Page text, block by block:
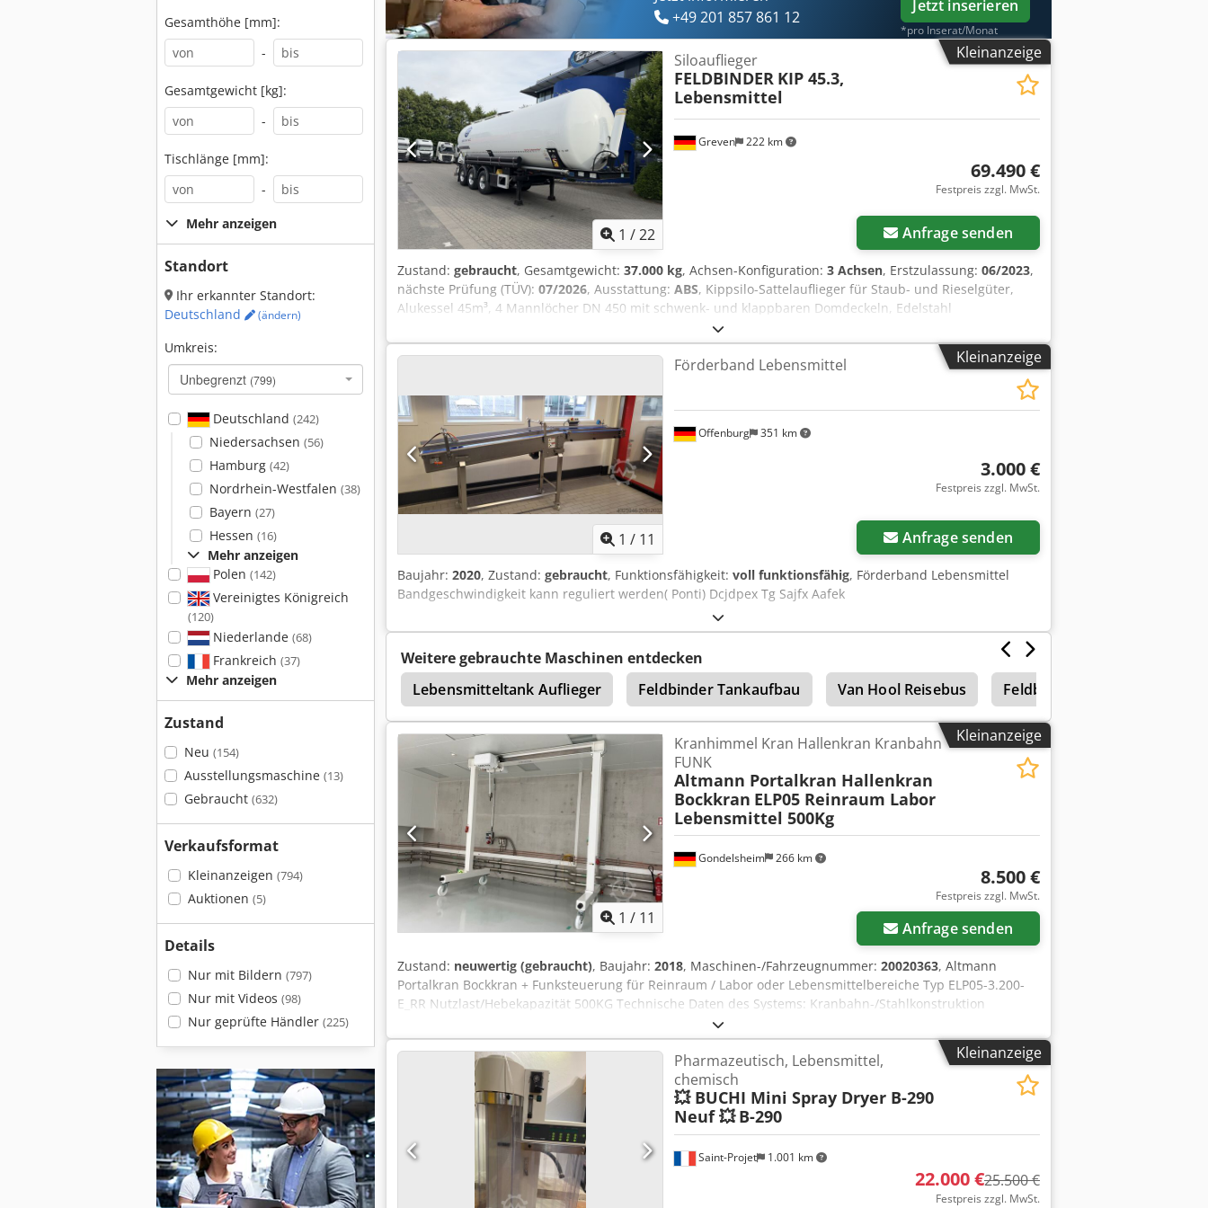
Gesamthöhe [mm]:
-
Gesamtgewicht [kg]:
-
Tischlänge [mm]:
-
Mehr anzeigen
Standort
Ihr erkannter Standort:
Deutschland
(ändern)
Umkreis:
Unbegrenzt (799)
Deutschland (242)
Niedersachsen (56)
Hamburg (42)
Nordrhein-Westfalen (38)
Bayern (27)
Hessen (16)
Mehr anzeigen
Polen (142)
Vereinigtes Königreich
(120)
Niederlande (68)
Frankreich (37)
Mehr anzeigen
Zustand
Neu (154)
Ausstellungsmaschine (13)
Gebraucht (632)
Verkaufsformat
Kleinanzeigen (794)
Auktionen (5)
Details
Nur mit Bildern (797)
Nur mit Videos (98)
Nur geprüfte Händler (225)
+49 201 857 861 12
Jetzt inserieren
*pro Inserat/Monat
Kleinanzeige
1 /22
Greven 222 km
Siloauflieger
FELDBINDER KIP 45.3,
Lebensmittel
69.490 €
Festpreis zzgl. MwSt.
Anfrage senden
Zustand: gebraucht, Gesamtgewicht: 37.000 kg, Achsen-Konfiguration: 3 Achsen, Erstzulassung: 06/2023,
nächste Prüfung (TÜV): 07/2026, Ausstattung: ABS, Kippsilo-Sattelauflieger für Staub- und Rieselgüter,
Alukessel 45m³, 4 Mannlöcher DN 450 mit schwenk- und klappbaren Domdeckeln, Edelstahl
Auslaufschüssel DN 800 nach oben klappbar arretiert und seitlich schwenkbar, Edelstahl-
Schlitzauflockerung, Absperrklappe DN 180, 24-V-Kipphydraulik, ABS, Sattelhöhe 1.100mm - 1.200mm,
Leichtbautrailer, Alu-Chassis, Alu-Achsblöcke, Optimierung des Reifenrollwiderstandes - Achsen BPW Typ
ECO 3 Airlight II, Liftachse, Alu-Felgen Alcoa Typ Dura Bright, Laufsteg Aluminium, seitlicher Anfahrschutz
Aluminium, Telematikkomponenten, gewichtsoptimierte WABCO Bremsanlage, Aluminiumkasten für
Hydraulikanlage, Hebe-Senkventil zum automatischen Höhenausgleich, gewichtsoptimierter
Unterfahrschutz, Farbe weiß Dsdpfx Aasza Nziofsck
Kleinanzeige
1 / 11
Offenburg 351 km
Förderband Lebensmittel
3.000 €
Festpreis zzgl. MwSt.
Anfrage senden
Baujahr: 2020, Zustand: gebraucht, Funktionsfähigkeit: voll funktionsfähig, Förderband Lebensmittel
Bandgeschwindigkeit kann reguliert werden( Ponti) Dcjdpex Tg Sajfx Aafek
Weitere gebrauchte Maschinen entdecken
Lebensmitteltank Auflieger
Feldbinder Tankaufbau Van Hool Reisebus Feldbinder Siloanhänger
Fessmann Räucheranlage
Kleinanzeige
1 / 11
Gondelsheim 266 km
Kranhimmel Kran Hallenkran Kranbahn
FUNK
Altmann Portalkran Hallenkran
Bockkran ELP05 Reinraum Labor
Lebensmittel 500Kg
8.500 €
Festpreis zzgl. MwSt.
Anfrage senden
Zustand: neuwertig (gebraucht), Baujahr: 2018, Maschinen-/Fahrzeugnummer: 20020363, Altmann
Portalkran Bockkran + Funksteuerung für Reinraum / Labor oder Lebensmittelbereiche Typ ELP05-3.200-
E_RR Nutzlast/Hebekapazität 500KG Technische Daten des Systems: Kranbahn-/Stahlkonstruktion
bestehend aus HEA220Träger / Vierkantrohr stehend auf 4 Schwerlast Lenkrollen. mit 500kg Altmann
Hubwerk incl. HBC Funk Steuerung Bauhöhe ca 3,35m Unterkante Laufschiene ca 3,13cm Dcjdjwlb N Rjpfx
Aafjk Tiefe ca 150cm Hakenhöhe ca 2,9m Prüfbuch liegt vor, Restlaufzeit SWP 99% !!! Kran ist demontiert
und sofort verfügbar Der Standort des Artikels ist 75053 Gondelsheim Sehr guter, fast neuwertiger
Zustand, siehe Bilder Versand per Spedition oder Abholung nur nach Terminabsprache
Kleinanzeige
Saint-Projet 1.001 km
Pharmazeutisch, Lebensmittel,
chemisch
💥 BUCHI Mini Spray Dryer B-290
Neuf 💥 B-290
22.000 €25.500 €
Festpreis zzgl. MwSt.